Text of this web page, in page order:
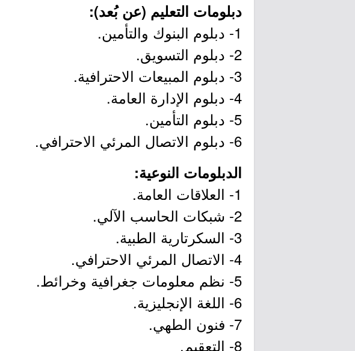
دبلومات التعليم (عن بُعد):
1- دبلوم البنوك والتأمين.
2- دبلوم التسويق.
3- دبلوم المبيعات الاحترافية.
4- دبلوم الإدارة العامة.
5- دبلوم التأمين.
6- دبلوم الاتصال المرئي الاحترافي.
الدبلومات النوعية:
1- العلاقات العامة.
2- شبكات الحاسب الآلي.
3- السكرتارية الطبية.
4- الاتصال المرئي الاحترافي.
5- نظم معلومات جغرافية وخرائط.
6- اللغة الإنجليزية.
7- فنون الطهي.
8- التعقيم.